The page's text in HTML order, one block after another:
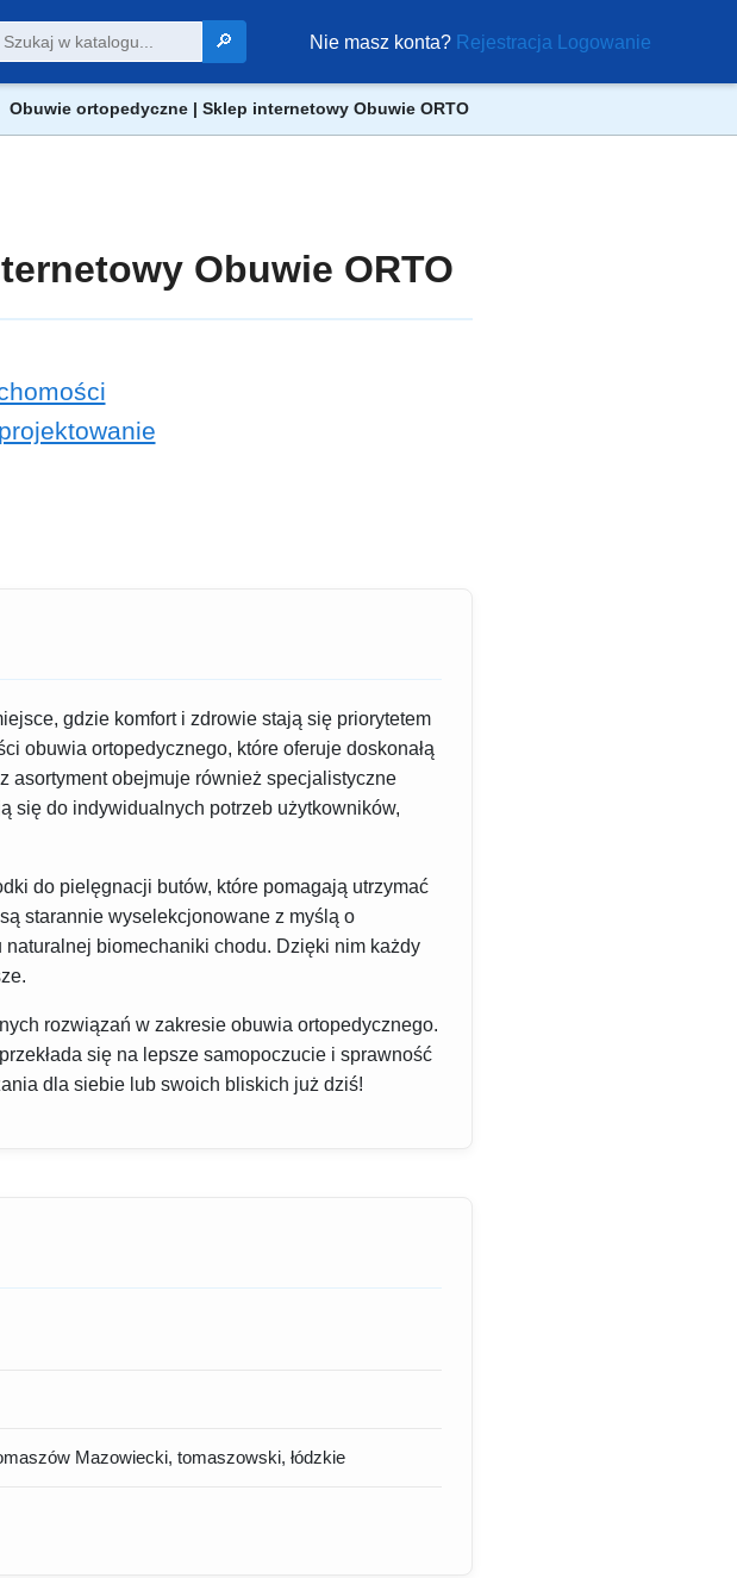
🔎 Nie masz konta? Rejestracja Logowanie
Obuwie ortopedyczne | Sklep internetowy Obuwie ORTO
Obuwie ORTO
gdzie komfort i zdrowie stają się priorytetem
obuwia ortopedycznego, które oferuje doskonałą
asortyment obejmuje również specjalistyczne
się do indywidualnych potrzeb użytkowników,
do pielęgnacji butów, które pomagają utrzymać
starannie wyselekcjonowane z myślą o
biomechaniki chodu. Dzięki nim każdy
rozwiązań w zakresie obuwia ortopedycznego.
się na lepsze samopoczucie i sprawność
dla siebie lub swoich bliskich już dziś!
Mazowiecki, tomaszowski, łódzkie